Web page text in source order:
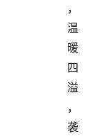
，
温
暖
四
溢
，
袭